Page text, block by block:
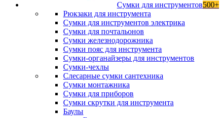
Сумки для инструментов500+
Рюкзаки для инструмента
Сумки для инструментов электрика
Сумки для почтальонов
Сумки железнодорожника
Сумки пояс для инструмента
Сумки-органайзеры для инструментов
Сумки-чехлы
Слесарные сумки сантехника
Сумки монтажника
Сумки для приборов
Сумки скрутки для инструмента
Баулы